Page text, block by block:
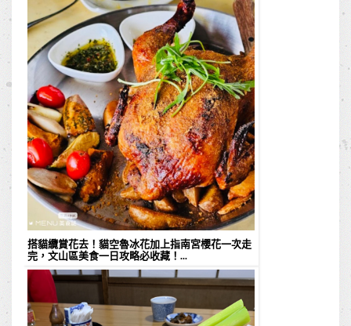
搭貓纜賞花去！貓空魯冰花加上指南宮櫻花一次走
完，文山區美食一日攻略必收藏！...